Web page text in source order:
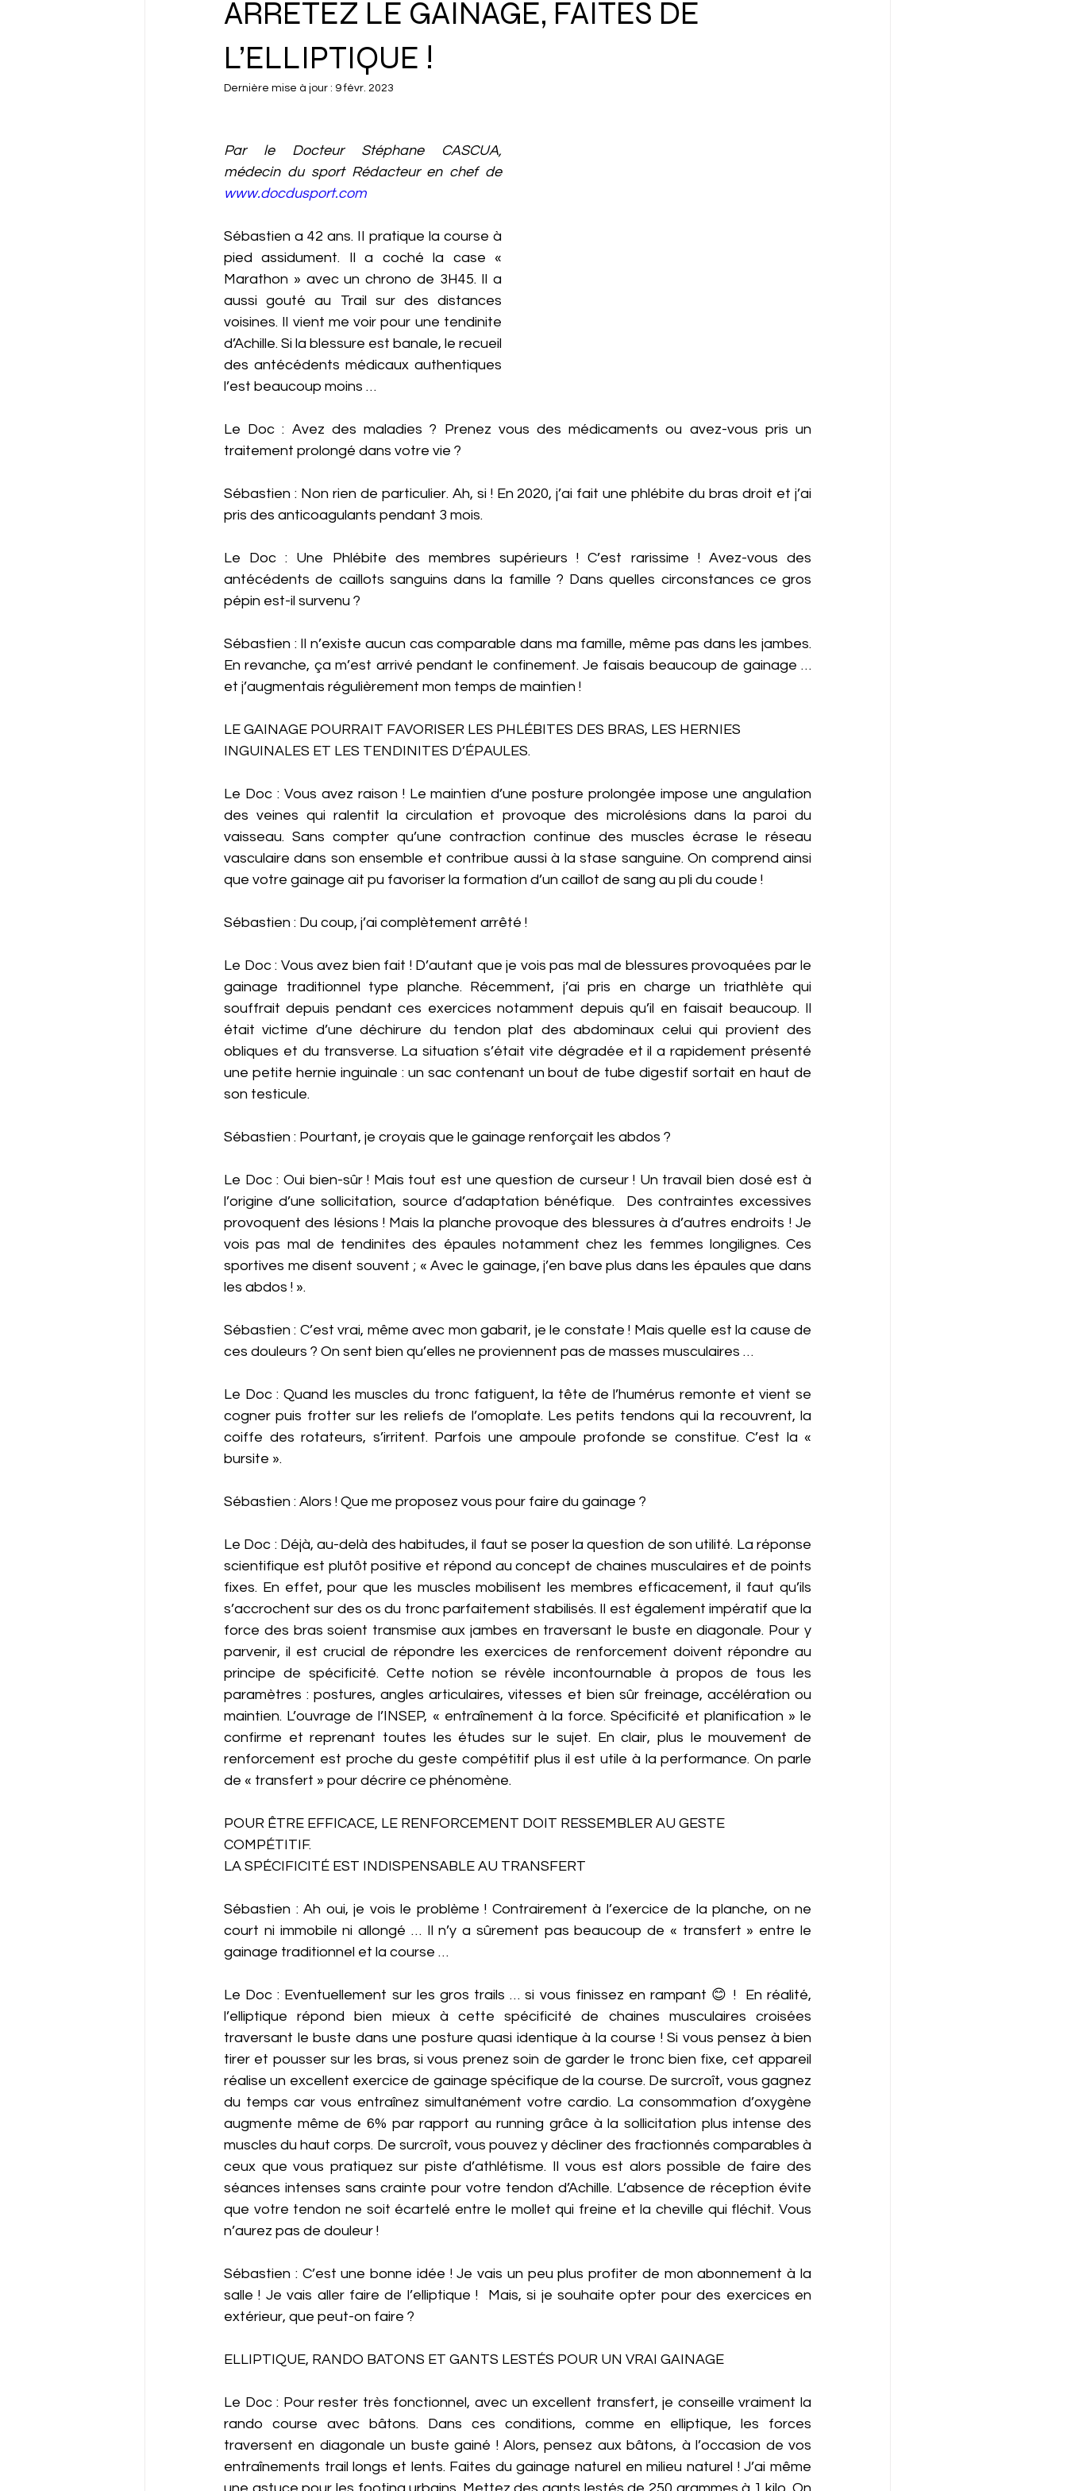
ARRÊTEZ LE GAINAGE, FAITES DE
L’ELLIPTIQUE !
Dernière mise à jour : 9 févr. 2023
Par le Docteur Stéphane CASCUA,
médecin du sport Rédacteur en chef de
www.docdusport.com
Sébastien a 42 ans. II pratique la course à
pied assidument. Il a coché la case «
Marathon » avec un chrono de 3H45. Il a
aussi gouté au Trail sur des distances
voisines. Il vient me voir pour une tendinite
d’Achille. Si la blessure est banale, le recueil
des antécédents médicaux authentiques
l’est beaucoup moins …
Le Doc : Avez des maladies ? Prenez vous des médicaments ou avez-vous pris un
traitement prolongé dans votre vie ?
Sébastien : Non rien de particulier. Ah, si ! En 2020, j’ai fait une phlébite du bras droit et j’ai
pris des anticoagulants pendant 3 mois.
Le Doc : Une Phlébite des membres supérieurs ! C’est rarissime ! Avez-vous des
antécédents de caillots sanguins dans la famille ? Dans quelles circonstances ce gros
pépin est-il survenu ?
Sébastien : Il n’existe aucun cas comparable dans ma famille, même pas dans les jambes.
En revanche, ça m’est arrivé pendant le confinement. Je faisais beaucoup de gainage …
et j’augmentais régulièrement mon temps de maintien !
LE GAINAGE POURRAIT FAVORISER LES PHLÉBITES DES BRAS, LES HERNIES
INGUINALES ET LES TENDINITES D’ÉPAULES.
Le Doc : Vous avez raison ! Le maintien d’une posture prolongée impose une angulation
des veines qui ralentit la circulation et provoque des microlésions dans la paroi du
vaisseau. Sans compter qu’une contraction continue des muscles écrase le réseau
vasculaire dans son ensemble et contribue aussi à la stase sanguine. On comprend ainsi
que votre gainage ait pu favoriser la formation d’un caillot de sang au pli du coude !
Sébastien : Du coup, j’ai complètement arrêté !
Le Doc : Vous avez bien fait ! D’autant que je vois pas mal de blessures provoquées par le
gainage traditionnel type planche. Récemment, j’ai pris en charge un triathlète qui
souffrait depuis pendant ces exercices notamment depuis qu’il en faisait beaucoup. Il
était victime d’une déchirure du tendon plat des abdominaux celui qui provient des
obliques et du transverse. La situation s’était vite dégradée et il a rapidement présenté
une petite hernie inguinale : un sac contenant un bout de tube digestif sortait en haut de
son testicule.
Sébastien : Pourtant, je croyais que le gainage renforçait les abdos ?
Le Doc : Oui bien-sûr ! Mais tout est une question de curseur ! Un travail bien dosé est à
l’origine d’une sollicitation, source d’adaptation bénéfique.  Des contraintes excessives
provoquent des lésions ! Mais la planche provoque des blessures à d’autres endroits ! Je
vois pas mal de tendinites des épaules notamment chez les femmes longilignes. Ces
sportives me disent souvent ; « Avec le gainage, j’en bave plus dans les épaules que dans
les abdos ! ».
Sébastien : C’est vrai, même avec mon gabarit, je le constate ! Mais quelle est la cause de
ces douleurs ? On sent bien qu’elles ne proviennent pas de masses musculaires …
Le Doc : Quand les muscles du tronc fatiguent, la tête de l’humérus remonte et vient se
cogner puis frotter sur les reliefs de l’omoplate. Les petits tendons qui la recouvrent, la
coiffe des rotateurs, s’irritent. Parfois une ampoule profonde se constitue. C’est la «
bursite ».
Sébastien : Alors ! Que me proposez vous pour faire du gainage ?
Le Doc : Déjà, au-delà des habitudes, il faut se poser la question de son utilité. La réponse
scientifique est plutôt positive et répond au concept de chaines musculaires et de points
fixes. En effet, pour que les muscles mobilisent les membres efficacement, il faut qu’ils
s’accrochent sur des os du tronc parfaitement stabilisés. Il est également impératif que la
force des bras soient transmise aux jambes en traversant le buste en diagonale. Pour y
parvenir, il est crucial de répondre les exercices de renforcement doivent répondre au
principe de spécificité. Cette notion se révèle incontournable à propos de tous les
paramètres : postures, angles articulaires, vitesses et bien sûr freinage, accélération ou
maintien. L’ouvrage de l’INSEP, « entraînement à la force. Spécificité et planification » le
confirme et reprenant toutes les études sur le sujet. En clair, plus le mouvement de
renforcement est proche du geste compétitif plus il est utile à la performance. On parle
de « transfert » pour décrire ce phénomène.
POUR ÊTRE EFFICACE, LE RENFORCEMENT DOIT RESSEMBLER AU GESTE
COMPÉTITIF.
LA SPÉCIFICITÉ EST INDISPENSABLE AU TRANSFERT
Sébastien : Ah oui, je vois le problème ! Contrairement à l’exercice de la planche, on ne
court ni immobile ni allongé … Il n’y a sûrement pas beaucoup de « transfert » entre le
gainage traditionnel et la course …
Le Doc : Eventuellement sur les gros trails … si vous finissez en rampant 😊 !  En réalité,
l’elliptique répond bien mieux à cette spécificité de chaines musculaires croisées
traversant le buste dans une posture quasi identique à la course ! Si vous pensez à bien
tirer et pousser sur les bras, si vous prenez soin de garder le tronc bien fixe, cet appareil
réalise un excellent exercice de gainage spécifique de la course. De surcroît, vous gagnez
du temps car vous entraînez simultanément votre cardio. La consommation d’oxygène
augmente même de 6% par rapport au running grâce à la sollicitation plus intense des
muscles du haut corps. De surcroît, vous pouvez y décliner des fractionnés comparables à
ceux que vous pratiquez sur piste d’athlétisme. Il vous est alors possible de faire des
séances intenses sans crainte pour votre tendon d’Achille. L’absence de réception évite
que votre tendon ne soit écartelé entre le mollet qui freine et la cheville qui fléchit. Vous
n’aurez pas de douleur !
Sébastien : C’est une bonne idée ! Je vais un peu plus profiter de mon abonnement à la
salle ! Je vais aller faire de l’elliptique !  Mais, si je souhaite opter pour des exercices en
extérieur, que peut-on faire ?
ELLIPTIQUE, RANDO BATONS ET GANTS LESTÉS POUR UN VRAI GAINAGE
Le Doc : Pour rester très fonctionnel, avec un excellent transfert, je conseille vraiment la
rando course avec bâtons. Dans ces conditions, comme en elliptique, les forces
traversent en diagonale un buste gainé ! Alors, pensez aux bâtons, à l’occasion de vos
entraînements trail longs et lents. Faites du gainage naturel en milieu naturel ! J’ai même